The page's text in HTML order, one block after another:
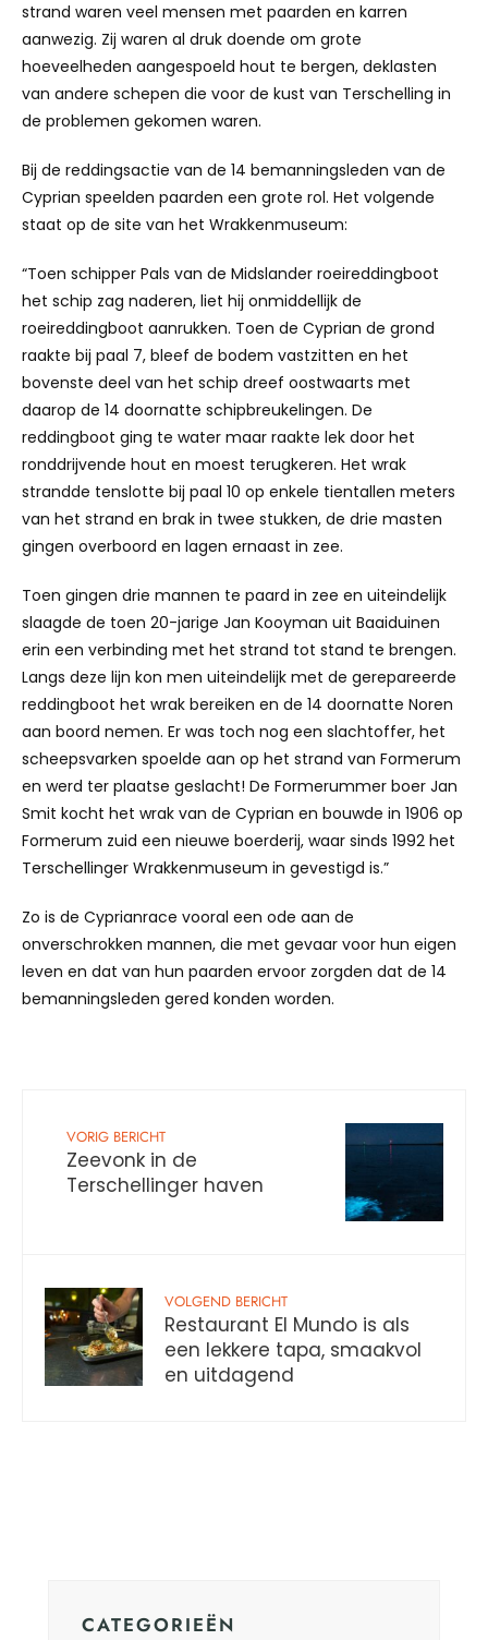
strand waren veel mensen met paarden en karren
aanwezig. Zij waren al druk doende om grote
hoeveelheden aangespoeld hout te bergen, deklasten
van andere schepen die voor de kust van Terschelling in
de problemen gekomen waren.
Bij de reddingsactie van de 14 bemanningsleden van de
Cyprian speelden paarden een grote rol. Het volgende
staat op de site van het Wrakkenmuseum:
“Toen schipper Pals van de Midslander roeireddingboot
het schip zag naderen, liet hij onmiddellijk de
roeireddingboot aanrukken. Toen de Cyprian de grond
raakte bij paal 7, bleef de bodem vastzitten en het
bovenste deel van het schip dreef oostwaarts met
daarop de 14 doornatte schipbreukelingen. De
reddingboot ging te water maar raakte lek door het
ronddrijvende hout en moest terugkeren. Het wrak
strandde tenslotte bij paal 10 op enkele tientallen meters
van het strand en brak in twee stukken, de drie masten
gingen overboord en lagen ernaast in zee.
Toen gingen drie mannen te paard in zee en uiteindelijk
slaagde de toen 20-jarige Jan Kooyman uit Baaiduinen
erin een verbinding met het strand tot stand te brengen.
Langs deze lijn kon men uiteindelijk met de gerepareerde
reddingboot het wrak bereiken en de 14 doornatte Noren
aan boord nemen. Er was toch nog een slachtoffer, het
scheepsvarken spoelde aan op het strand van Formerum
en werd ter plaatse geslacht! De Formerummer boer Jan
Smit kocht het wrak van de Cyprian en bouwde in 1906 op
Formerum zuid een nieuwe boerderij, waar sinds 1992 het
Terschellinger Wrakkenmuseum in gevestigd is.”
Zo is de Cyprianrace vooral een ode aan de
onverschrokken mannen, die met gevaar voor hun eigen
leven en dat van hun paarden ervoor zorgden dat de 14
bemanningsleden gered konden worden.
VORIG BERICHT
Zeevonk in de
Terschellinger haven
VOLGEND BERICHT
Restaurant El Mundo is als
een lekkere tapa, smaakvol
en uitdagend
CATEGORIEËN